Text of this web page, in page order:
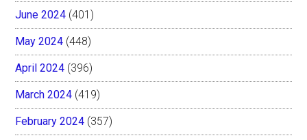
June 2024 (401)
May 2024 (448)
April 2024 (396)
March 2024 (419)
February 2024 (357)